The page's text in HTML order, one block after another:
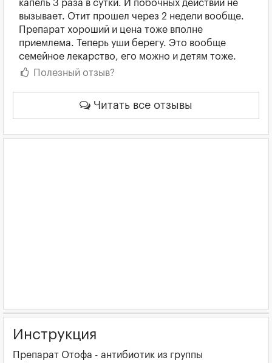
капель 3 раза в сутки. И побочных действий не
вызывает. Отит прошел через 2 недели вообще.
Препарат хороший и цена тоже вполне
приемлема. Теперь уши берегу. Это вообще
семейное лекарство, его можно и детям тоже.
Полезный отзыв?
Читать все отзывы
Инструкция
Препарат Отофа - антибиотик из группы